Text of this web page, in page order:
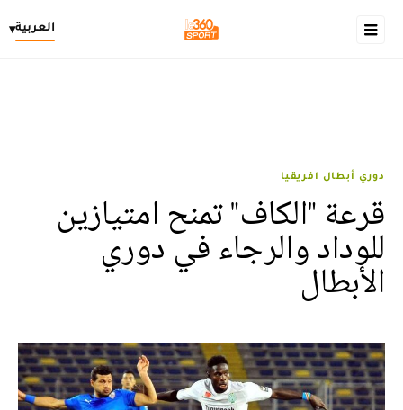
العربية▾
دوري أبطال افريقيا
قرعة "الكاف" تمنح امتيازين
للوداد والرجاء في دوري
الأبطال